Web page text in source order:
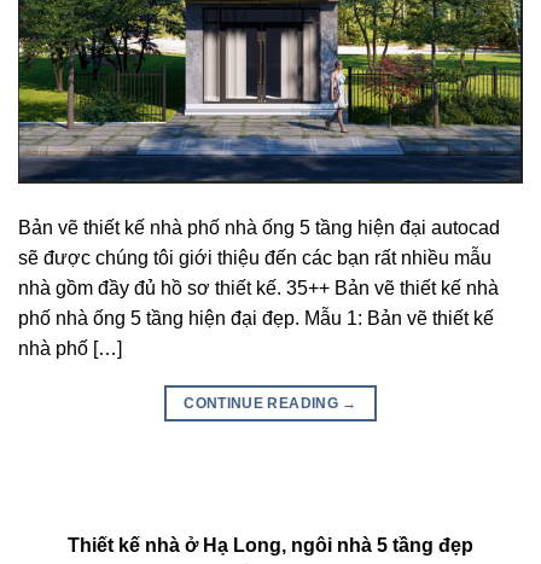
Bản vẽ thiết kế nhà phố nhà ống 5 tầng hiện đại autocad
sẽ được chúng tôi giới thiệu đến các bạn rất nhiều mẫu
nhà gồm đầy đủ hồ sơ thiết kế. 35++ Bản vẽ thiết kế nhà
phố nhà ống 5 tầng hiện đại đẹp. Mẫu 1: Bản vẽ thiết kế
nhà phố […]
CONTINUE READING →
Thiết kế nhà ở Hạ Long, ngôi nhà 5 tầng đẹp